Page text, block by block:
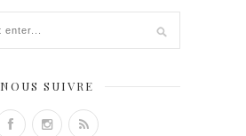
NOUS SUIVRE